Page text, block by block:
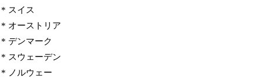
* スイス
* オーストリア
* デンマーク
* スウェーデン
* ノルウェー